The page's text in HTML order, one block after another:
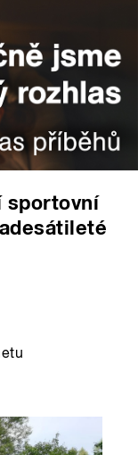
sportovní